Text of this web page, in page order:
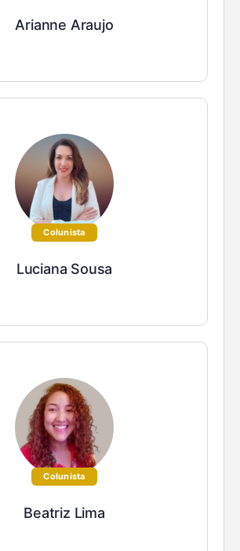
Arianne Araujo
Colunista
Luciana Sousa
Colunista
Beatriz Lima